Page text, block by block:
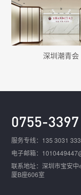
深圳潮青会
0755-
服务专线：135 3031
电子邮箱：
联系地址：深圳市宝安
厦B座606室